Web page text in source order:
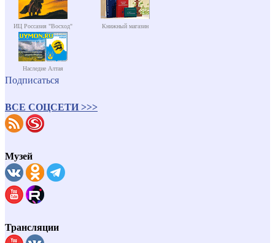
ИЦ Россазия "Восход" Книжный магазин
Наследие Алтая
Подписаться
ВСЕ СОЦСЕТИ >>>
Музей
Трансляции